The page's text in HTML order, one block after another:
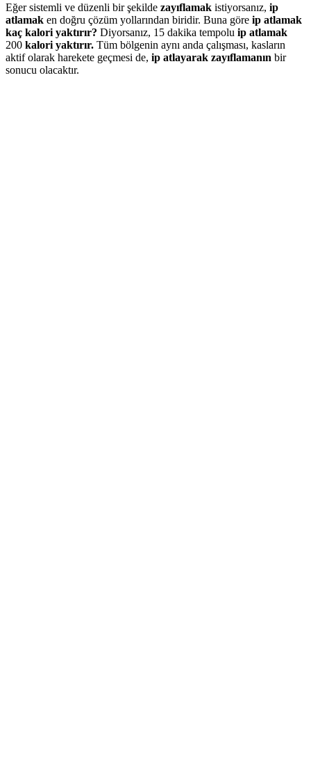
Eğer sistemli ve düzenli bir şekilde zayıflamak istiyorsanız, ip
atlamak en doğru çözüm yollarından biridir. Buna göre ip atlamak
kaç kalori yaktırır? Diyorsanız, 15 dakika tempolu ip atlamak
200 kalori yaktırır. Tüm bölgenin aynı anda çalışması, kasların
aktif olarak harekete geçmesi de, ip atlayarak zayıflamanın bir
sonucu olacaktır.